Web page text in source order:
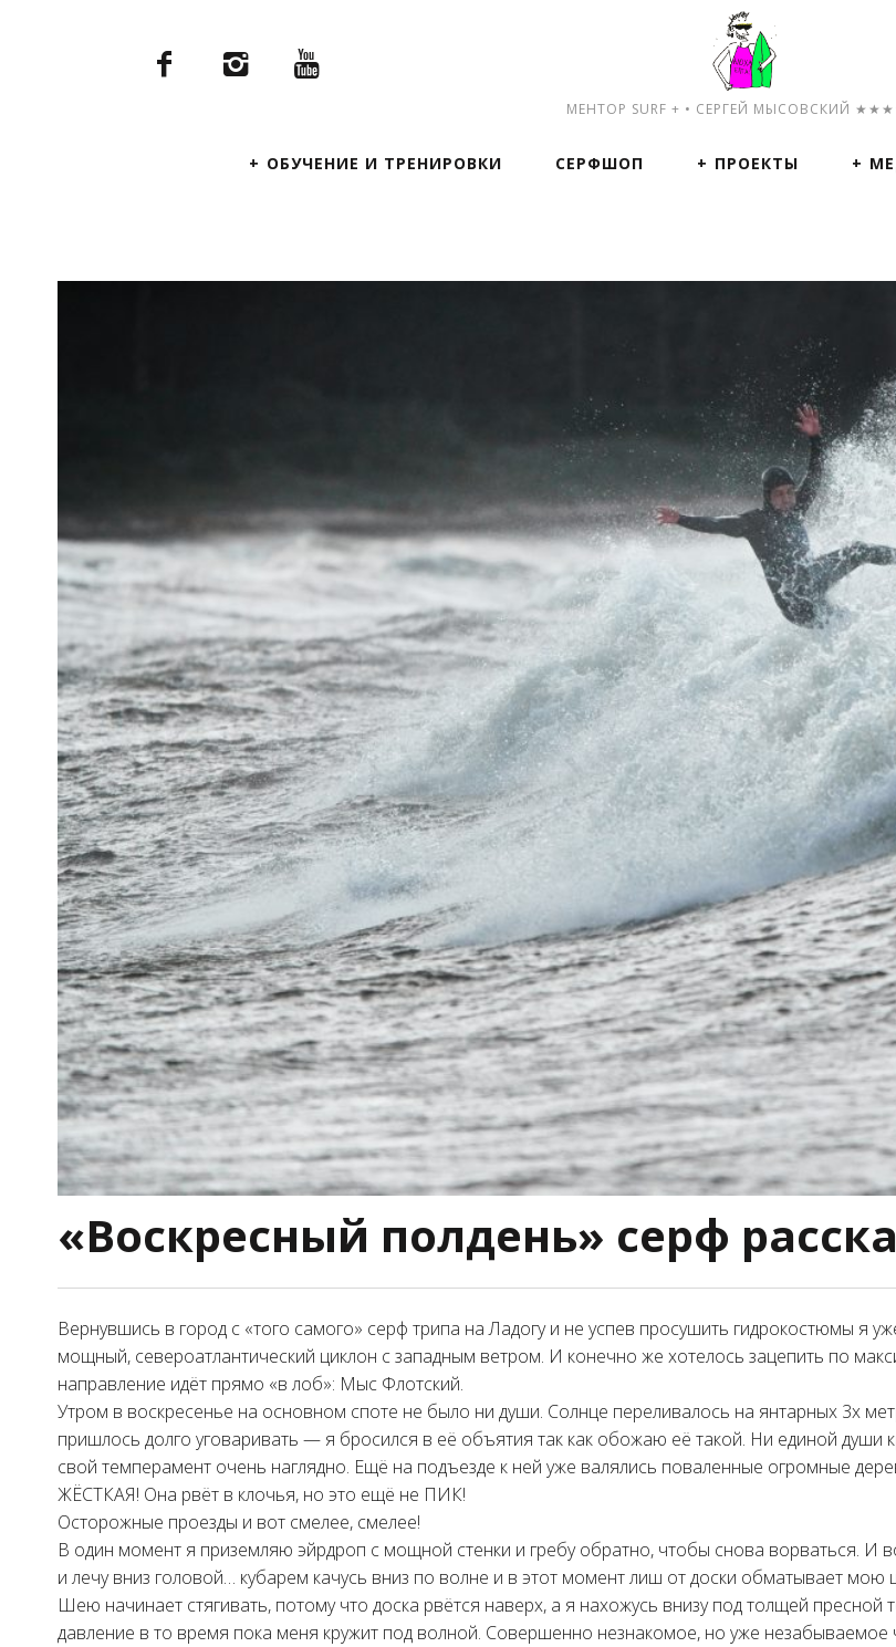
МЕНТОР SURF + • СЕРГЕЙ МЫСОВСКИЙ
ОБУЧЕНИЕ И ТРЕНИРОВКИ СЕРФШОП ПРОЕКТЫ
«Воскресный полдень» серф
Вернувшись в город с «того самого» серф трипа на Ладогу и не успев просушить гидрокостюмы я
мощный, североатлантический циклон с западным ветром. И конечно же хотелось зацепить по
направление идёт прямо «в лоб»: Мыс Флотский.
Утром в воскресенье на основном споте не было ни души. Солнце переливалось на янтарных 3х
пришлось долго уговаривать — я бросился в её объятия так как обожаю её такой. Ни единой
свой темперамент очень наглядно. Ещё на подъезде к ней уже валялись поваленные огромные
ЖЁСТКАЯ! Она рвёт в клочья, но это ещё не ПИК!
Осторожные проезды и вот смелее, смелее!
В один момент я приземляю эйрдроп с мощной стенки и гребу обратно, чтобы снова ворваться. И
и лечу вниз головой… кубарем качусь вниз по волне и в этот момент лиш от доски обматывает мою
Шею начинает стягивать, потому что доска рвётся наверх, а я нахожусь внизу под толщей
давление в то время пока меня кружит под волной. Совершенно незнакомое, но уже